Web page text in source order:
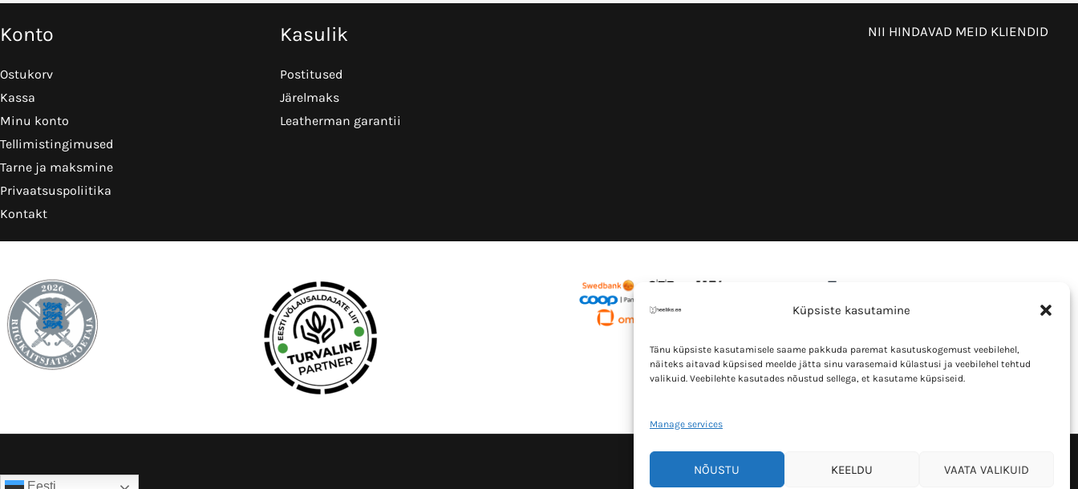
Küpsiste kasutamine
Tänu küpsiste kasutamisele saame pakkuda paremat kasutuskogemust veebilehel,
näiteks aitavad küpsised meelde jätta sinu varasemaid külastusi ja veebilehel tehtud
valikuid. Veebilehte kasutades nõustud sellega, et kasutame küpsiseid.
Manage services
NÕUSTU KEELDU VAATA VALIKUID
Konto
Ostukorv
Kassa
Minu konto
Tellimistingimused
Tarne ja maksmine
Privaatsuspoliitika
Kontakt
Kasulik
Postitused
Järelmaks
Leatherman garantii
NII HINDAVAD MEID KLIENDID
Heeliks Trade OÜ